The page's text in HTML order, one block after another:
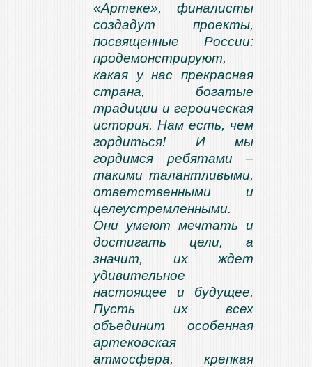
«Артеке», финалисты
создадут проекты,
посвященные России:
продемонстрируют,
какая у нас прекрасная
страна, богатые
традиции и героическая
история. Нам есть, чем
гордиться! И мы
гордимся ребятами –
такими талантливыми,
ответственными и
целеустремленными.
Они умеют мечтать и
достигать цели, а
значит, их ждет
удивительное
настоящее и будущее.
Пусть их всех
объединит особенная
артековская
атмосфера, крепкая